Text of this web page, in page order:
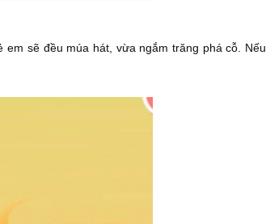
sẽ đều múa hát, vừa ngắm trăng phá cỗ. Nếu